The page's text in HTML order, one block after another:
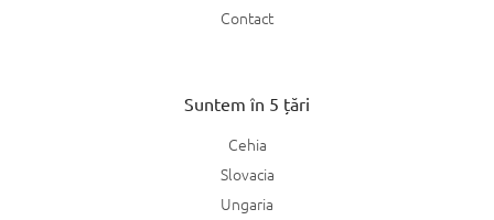
Contact
Suntem în 5 țări
Cehia
Slovacia
Ungaria